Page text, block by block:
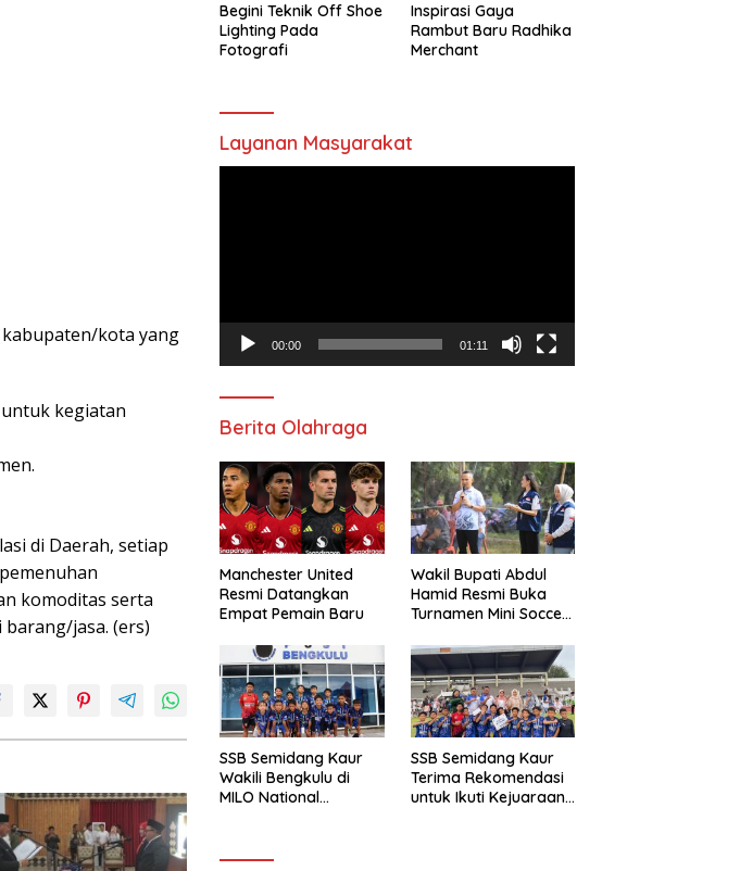
kabupaten/kota yang
kegiatan
di Daerah, setiap
komoditas serta
jasa. (ers)
Begini Teknik Off Shoe
Lighting Pada
Fotografi
Inspirasi Gaya
Rambut Baru Radhika
Merchant
Layanan Masyarakat
00:00 01:11
Berita Olahraga
Manchester United
Resmi Datangkan
Empat Pemain Baru
Wakil Bupati Abdul
Hamid Resmi Buka
Turnamen Mini Soccer
SSB Semidang Kaur
Wakili Bengkulu di
MILO National
SSB Semidang Kaur
Terima Rekomendasi
untuk Ikuti Kejuaraan